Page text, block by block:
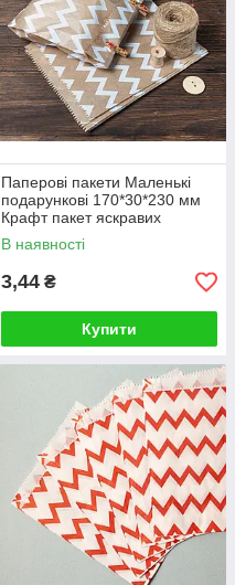
Паперові пакети Маленькі
подарункові 170*30*230 мм
Крафт пакет яскравих
кольорів для солодощів
сувенірів хендмейду
В наявності
3,44 ₴
Купити